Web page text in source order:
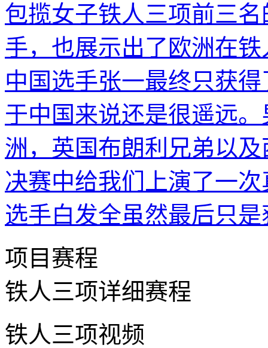
包揽女子铁人三项前三
手，也展示出了欧洲在
中国选手张一最终只获
于中国来说还是很遥远
洲，英国布朗利兄弟以
决赛中给我们上演了一
选手白发全虽然最后只
项目赛程
铁人三项详细赛程
铁人三项视频